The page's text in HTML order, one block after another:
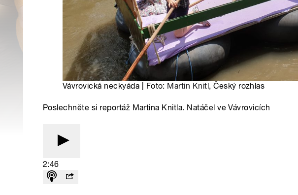
Vávrovická neckyáda | Foto: Martin Knitl, Český rozhlas
Poslechněte si reportáž Martina Knitla. Natáčel ve Vávrovicích
2:46